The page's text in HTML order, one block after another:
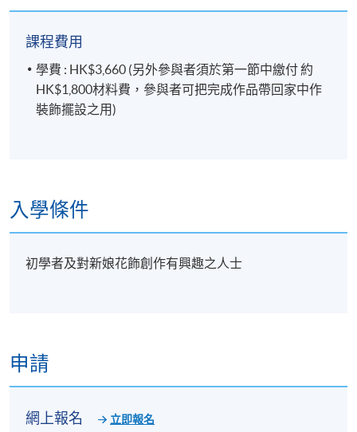
課程費用
學費 : HK$3,660 (另外參與者須於第一節中繳付 約
HK$1,800材料費，參與者可把完成作品帶回家中作
裝飾擺設之用)
入學條件
初學者及對新娘花飾創作有興趣之人士
申請
網上報名 立即報名